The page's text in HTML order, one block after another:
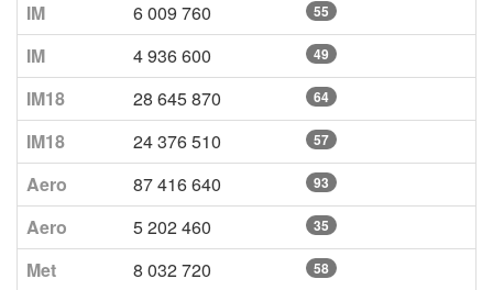
IM
6 009 760 55
IM 4 936 600 49
IM18 28 645 870 64
IM18 24 376 510 57
Aero 87 416 640 93
Aero 5 202 460 35
Met 8 032 720 58